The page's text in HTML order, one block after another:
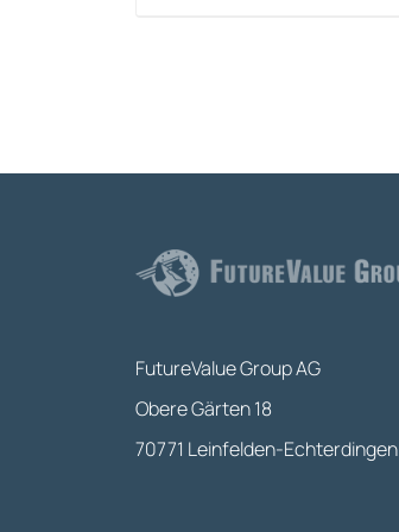
FutureValue Group AG
Obere Gärten 18
70771 Leinfelden-Echterdingen